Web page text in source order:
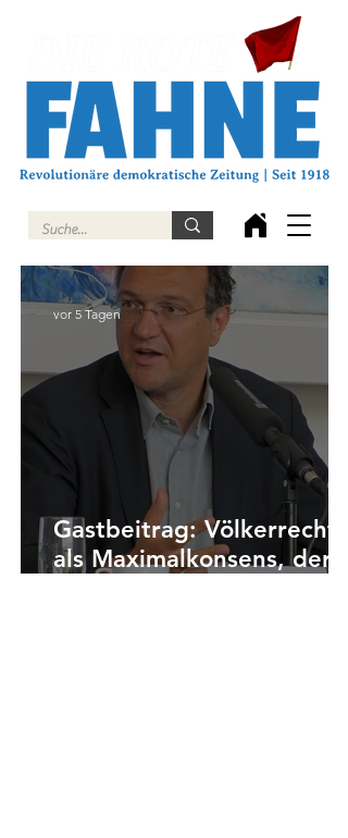
Gastbeitrag: Völkerrecht
als Maximalkonsens, der
vor 5 Tagen